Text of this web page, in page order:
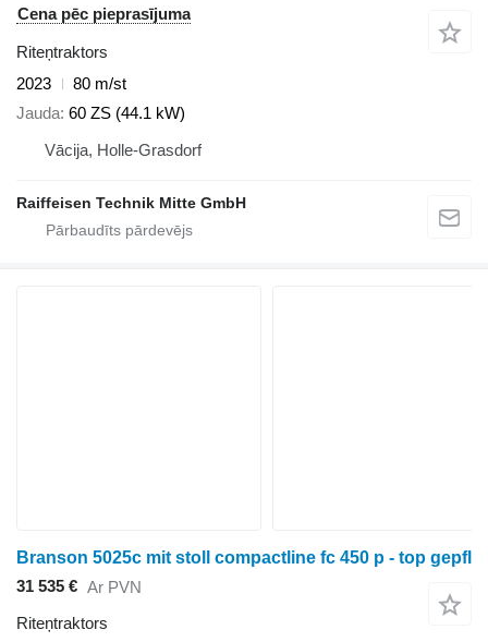
Cena pēc pieprasījuma
Riteņtraktors
2023
80 m/st
Jauda 60 ZS (44.1 kW)
Vācija, Holle-Grasdorf
Raiffeisen Technik Mitte GmbH
Branson 5025c mit stoll compactline fc 450 p - top gepfl
31 535 € Ar PVN
Riteņtraktors